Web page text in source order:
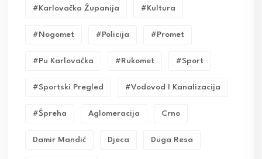
#karlovačka Županija #kultura
#nogomet #policija #promet
#pu Karlovačka #rukomet #sport
#sportski Pregled #vodovod I Kanalizacija
#Špreha Aglomeracija Crno
Damir Mandić Djeca Duga Resa